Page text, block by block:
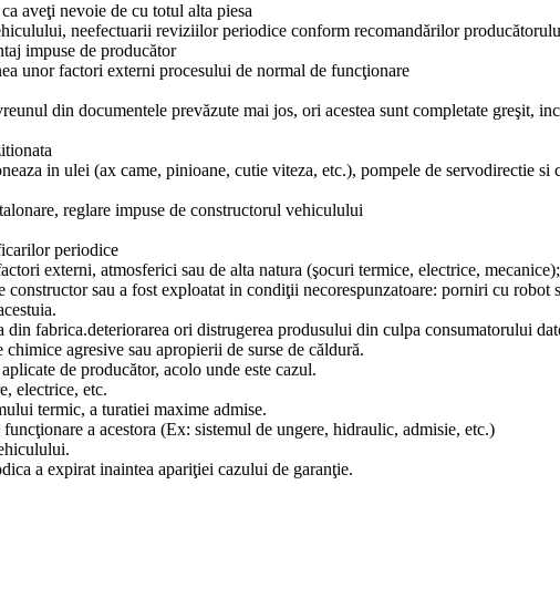
aveţi nevoie de cu totul alta piesa
neefectuarii reviziilor periodice conform recomandărilor
impuse de producător
unor factori externi procesului de normal de funcţionare
din documentele prevăzute mai jos, ori acestea sunt completate greşit,
in ulei (ax came, pinioane, cutie viteza, etc.), pompele de servodirectie si
reglare impuse de constructorul vehiculului
periodice
externi, atmosferici sau de alta natura (şocuri termice, electrice, mecanice);
sau a fost exploatat in condiţii necorespunzatoare: porniri cu robot
fabrica.deteriorarea ori distrugerea produsului din culpa consumatorului
agresive sau apropierii de surse de căldură.
de producător, acolo unde este cazul.
electrice, etc.
termic, a turatiei maxime admise.
a acestora (Ex: sistemul de ungere, hidraulic, admisie, etc.)
a expirat inaintea apariţiei cazului de garanţie.